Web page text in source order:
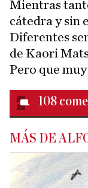
Mientras
cátedra y sin
Diferentes
de Kaori
Pero que
108
MÁS DE